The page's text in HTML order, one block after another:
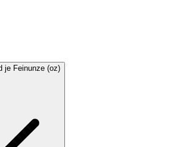
je Feinunze (oz)